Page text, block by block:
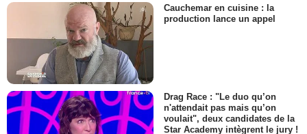
Cauchemar en cuisine : la
production lance un appel
Drag Race : "Le duo qu’on
n'attendait pas mais qu’on
voulait", deux candidates de la
Star Academy intègrent le jury !